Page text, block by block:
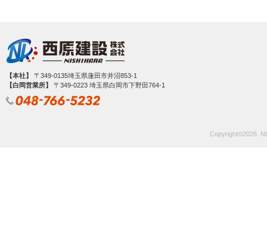
【本社】
〒349-0135埼玉県蓮田市井沼853-1
【白岡営業所】
〒349‐0223 埼玉県白岡市下野田764-1
Copyright©2026.